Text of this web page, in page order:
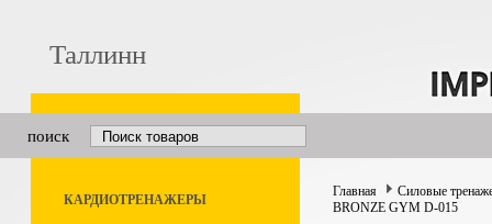
Таллинн
поиск
КАРДИОТРЕНАЖЕРЫ
Главная
Силовые
BRONZE GYM D-015